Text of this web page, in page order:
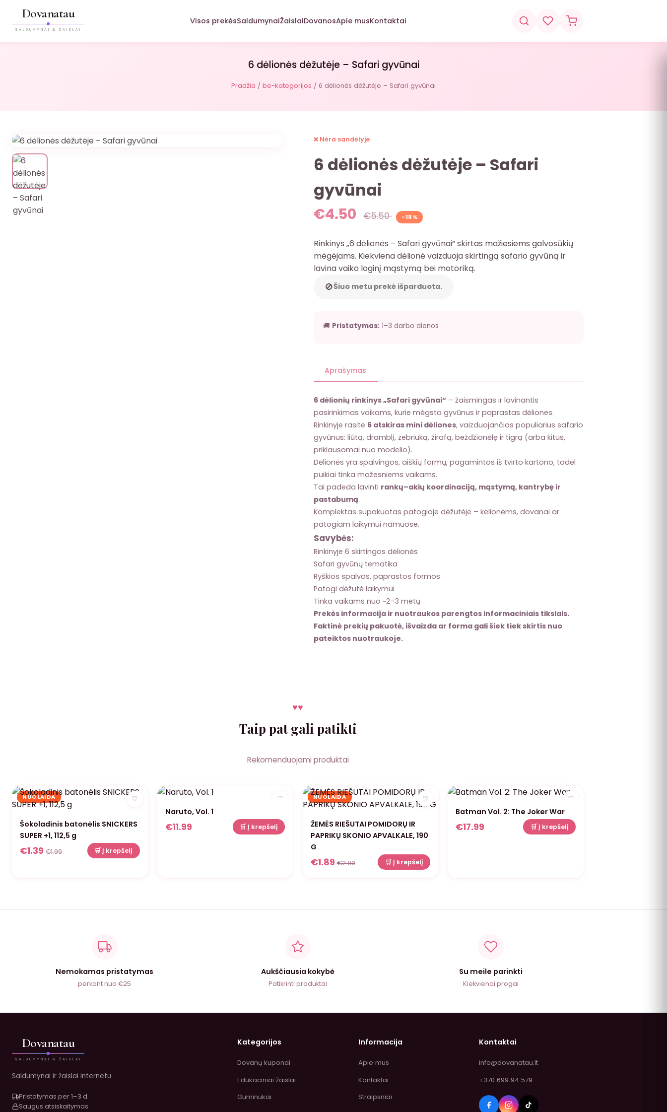
Dovanatau
SALDUMYNAI & ŽAISLAI
Visos prekėsSaldumynaiŽaislaiDovanosApie musKontaktai
6 dėlionės dėžutėje – Safari gyvūnai
Pradžia / be-kategorijos / 6 dėlionės dėžutėje – Safari gyvūnai
❌ Nėra sandėlyje
6 dėlionės dėžutėje – Safari
gyvūnai
€4.50 €5.50 -18%
Rinkinys „6 dėlionės – Safari gyvūnai“ skirtas mažiesiems galvosūkių
mėgėjams. Kiekviena dėlionė vaizduoja skirtingą safario gyvūną ir
lavina vaiko loginį mąstymą bei motoriką.
🚫Šiuo metu prekė išparduota.
🚚 Pristatymas: 1–3 darbo dienos
Aprašymas
6 dėlionių rinkinys „Safari gyvūnai“ – žaismingas ir lavinantis
pasirinkimas vaikams, kurie mėgsta gyvūnus ir paprastas dėliones.
Rinkinyje rasite 6 atskiras mini dėliones, vaizduojančias populiarius safario
gyvūnus: liūtą, dramblį, zebriuką, žirafą, beždžionėlę ir tigrą (arba kitus,
priklausomai nuo modelio).
Dėlionės yra spalvingos, aiškių formų, pagamintos iš tvirto kartono, todėl
puikiai tinka mažesniems vaikams.
Tai padeda lavinti rankų–akių koordinaciją, mąstymą, kantrybę ir
pastabumą.
Komplektas supakuotas patogioje dėžutėje – kelionėms, dovanai ar
patogiam laikymui namuose.
Savybės:
Rinkinyje 6 skirtingos dėlionės
Safari gyvūnų tematika
Ryškios spalvos, paprastos formos
Patogi dėžutė laikymui
Tinka vaikams nuo ~2–3 metų
Prekės informacija ir nuotraukos parengtos informaciniais tikslais.
Faktinė prekių pakuotė, išvaizda ar forma gali šiek tiek skirtis nuo
pateiktos nuotraukoje.
♥♥
Taip pat gali patikti
Rekomenduojami produktai
NUOLAIDA ♡
Šokoladinis batonėlis SNICKERS
SUPER +1, 112,5 g
€1.39 €1.99 🛒 Į krepšelį
♡
Naruto, Vol. 1
€11.99 🛒 Į krepšelį
NUOLAIDA ♡
ŽEMĖS RIEŠUTAI POMIDORŲ IR
PAPRIKŲ SKONIO APVALKALE, 190
G
€1.89 €2.99 🛒 Į krepšelį
♡
Batman Vol. 2: The Joker War
€17.99 🛒 Į krepšelį
Nemokamas pristatymas
perkant nuo €25
Aukščiausia kokybė
Patikrinti produktai
Su meile parinkti
Kiekvienai progai
Dovanatau
SALDUMYNAI & ŽAISLAI
Saldumynai ir žaislai internetu
Pristatymas per 1–3 d.
Saugus atsiskaitymas
Kategorijos
Dovanų kuponai
Edukaciniai žaislai
Guminukai
Informacija
Apie mus
Kontaktai
Straipsniai
Kontaktai
info@dovanatau.lt
+370 699 94 579